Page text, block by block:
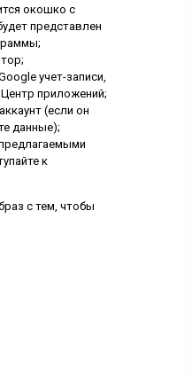
окошко с
представлен
учет-записи,
приложений;
(если он
данные);
к
с тем, чтобы